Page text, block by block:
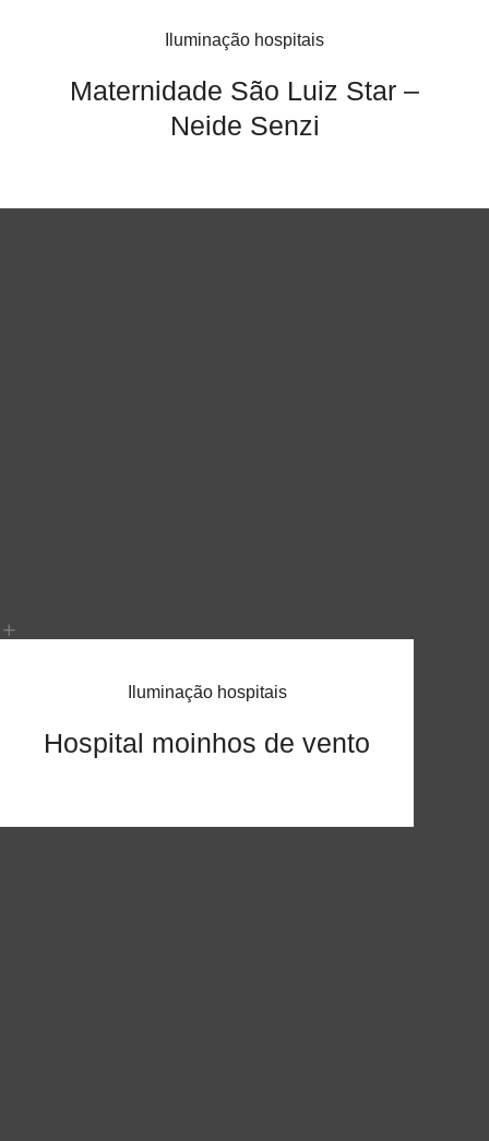
Iluminação hospitais
Maternidade São Luiz Star –
Neide Senzi
Iluminação hospitais
Hospital moinhos de vento